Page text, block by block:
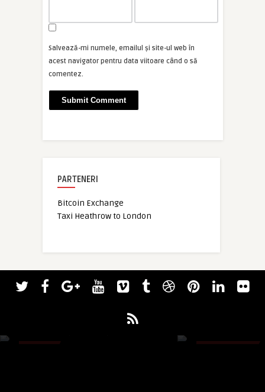
Salvează-mi numele, emailul și site-ul web în
acest navigator pentru data viitoare când o să
comentez.
PARTENERI
Bitcoin Exchange
Taxi Heathrow to London
Elemente personalizate din piele